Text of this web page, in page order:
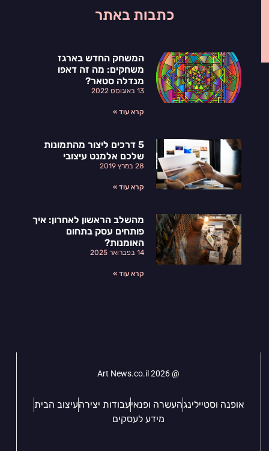
כתבות באתר
המשחק החדש בארגז
משחקים: מה זה דאפו
מנדלה סטאר?
13 באוגוסט 2022
קרא עוד »
5 דרכים ליצור מהתמונות
שלכם אלמנט עיצובי
28 במרץ 2019
קרא עוד »
מהשלב הראשון לאחרון: איך
פותחים עסק בתחום
האומנות?
14 בפברואר 2025
קרא עוד »
@ Art News.co.il 2026
אופנה וסטיילינגהעשרה ופנאיעבודות יצירהעיצוב הבית
מידע לעסקים